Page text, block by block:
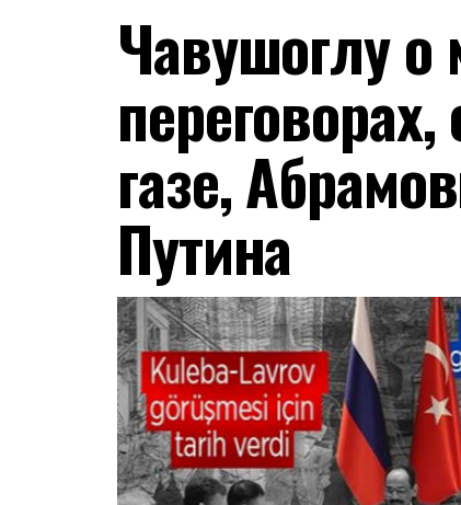
Чавушоглу
переговорах,
газе,
Путина